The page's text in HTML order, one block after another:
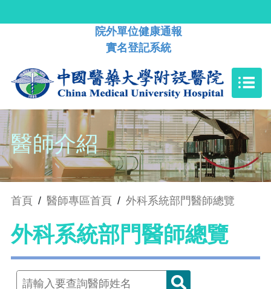
院外單位健康通報
實名登記系統
醫師介紹
首頁 / 醫師專區首頁 / 外科系統部門醫師總覽
外科系統部門醫師總覽